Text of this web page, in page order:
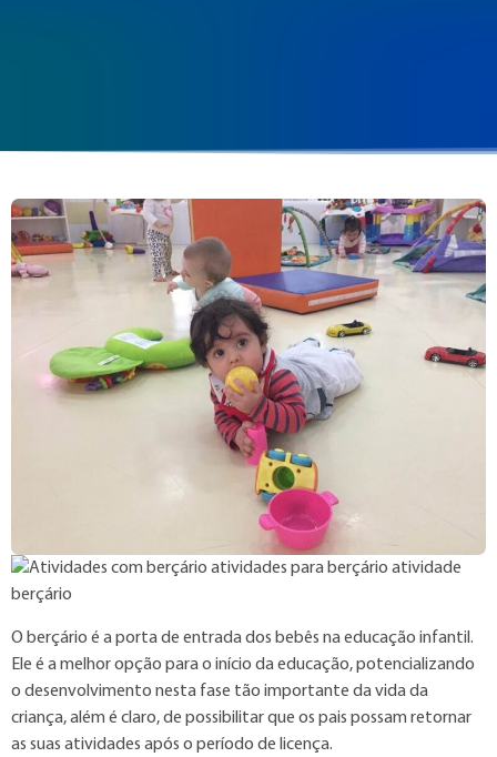
O berçário é a porta de entrada dos bebês na educação infantil.
Ele é a melhor opção para o início da educação, potencializando
o desenvolvimento nesta fase tão importante da vida da
criança, além é claro, de possibilitar que os pais possam retornar
as suas atividades após o período de licença.